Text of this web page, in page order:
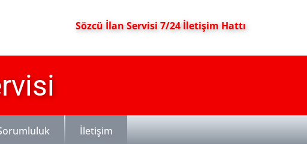
Sözcü İlan Servisi 7/24 İletişim Hattı
İletişim